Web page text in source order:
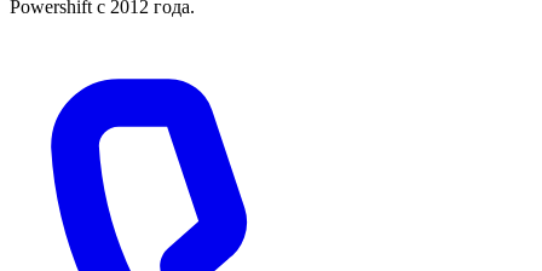
Powershift с 2012 года.